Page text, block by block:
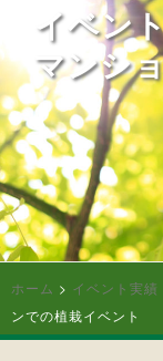
イベン
マンシ
ホーム > イベント実績
ンでの植栽イベント